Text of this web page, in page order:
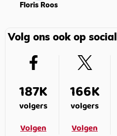
Floris Roos
Volg ons ook op social
187K
volgers
Volgen
166K
volgers
Volgen